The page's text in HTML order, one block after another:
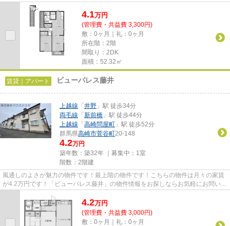
シ◎できるだけ早めに不動産情報...
4.1万円
(管理費・共益費 3,300円)
敷：0ヶ月｜礼：0ヶ月
所在階：2階
間取り：2DK
面積：52.32㎡
賃貸｜アパート ビューパレス藤井
上越線 「 井野 」駅 徒歩34分
両毛線 「 新前橋 」駅 徒歩44分
上越線 「 高崎問屋町 」駅 徒歩52分
群馬県高崎市菅谷町20-148
4.2万円
築年数：築32年 ｜募集中： 1室
階数：2階建
風通しのよさが魅力の物件です！最上階の物件です！こちらの物件は月々の家賃
が4.2万円です！「ビューパレス藤井」の物件情報をお探しならお気軽にお問い合
4.2万円
(管理費・共益費 3,000円)
敷：0ヶ月｜礼：0ヶ月